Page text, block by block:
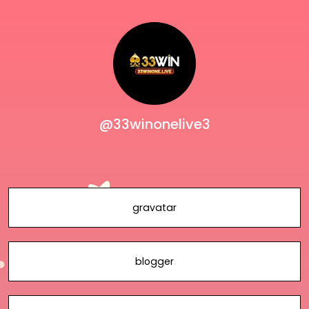
@33winonelive3
gravatar
blogger